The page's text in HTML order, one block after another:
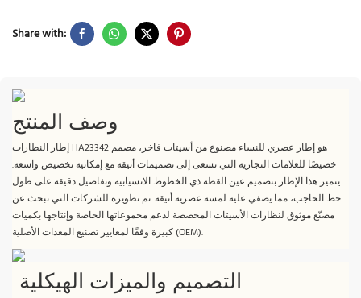
Share with:
وصف المنتج
إطار النظارات HA23342 هو إطار عصري للنساء مصنوع من أسيتات فاخر، مصمم
خصيصًا للعلامات التجارية التي تسعى إلى تصميمات أنيقة مع إمكانية تخصيص واسعة.
يتميز هذا الإطار بتصميم عين القطة ذي الخطوط الانسيابية وتفاصيل دقيقة على طول
خط الحاجب، مما يضفي عليه لمسة عصرية أنيقة. تم تطويره للشركات التي تبحث عن
مصنّع موثوق لنظارات الأسيتات المخصصة لدعم مجموعاتها الخاصة وإنتاجها بكميات
كبيرة وفقًا لمعايير تصنيع المعدات الأصلية (OEM).
التصميم والميزات الهيكلية